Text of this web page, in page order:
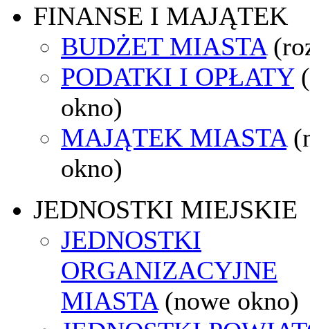
FINANSE I MAJĄTEK
BUDŻET MIASTA
PODATKI I OPŁATY
okno)
MAJĄTEK MIASTA
okno)
JEDNOSTKI MIEJSKIE
JEDNOSTKI
ORGANIZACYJNE
MIASTA (nowe okno)